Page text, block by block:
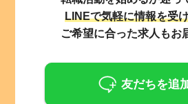
LINEで気軽に情報を受
ご希望に合った求人もお
友だちを追